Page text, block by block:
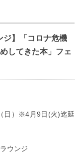
ジ】「コロナ危機
してきた本」フェ
日）※4月9日(火)迄延
ウンジ